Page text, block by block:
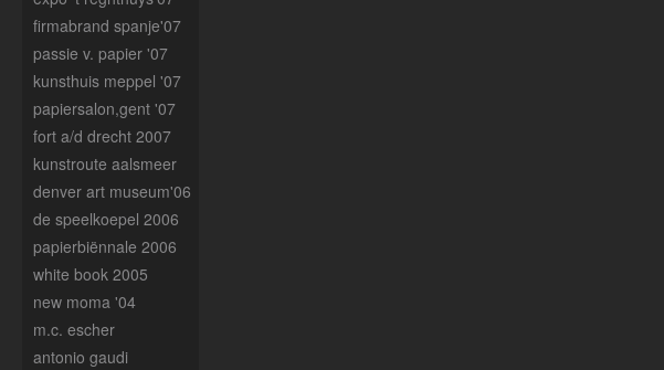
firmabrand spanje'07
passie v. papier '07
kunsthuis meppel '07
papiersalon,gent '07
fort a/d drecht 2007
kunstroute aalsmeer
denver art museum'06
de speelkoepel 2006
papierbiënnale 2006
white book 2005
new moma '04
m.c. escher
antonio gaudi